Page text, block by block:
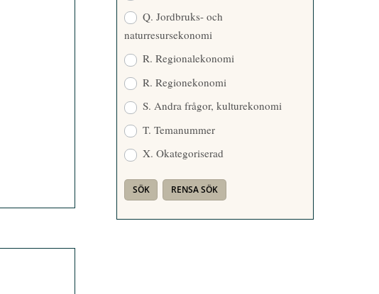
Q. Jordbruks- och
naturresursekonomi
R. Regionalekonomi
R. Regionekonomi
S. Andra frågor, kulturekonomi
T. Temanummer
X. Okategoriserad